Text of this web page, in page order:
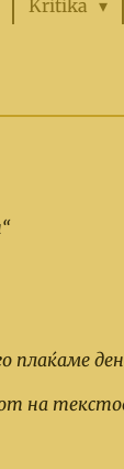
Kritika
“
о плаќаме д
т на текст